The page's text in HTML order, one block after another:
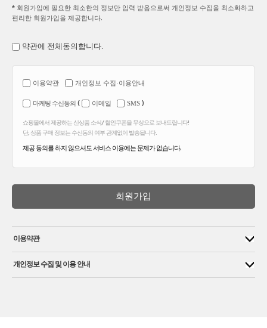
* 회원가입에 필요한 최소한의 정보만 입력 받음으로써 개인정보 수집을 최소화하고
편리한 회원가입을 제공합니다.
약관에 전체동의합니다.
이용약관 개인정보 수집·이용안내
마케팅 수신동의 ( 이메일 SMS )
쇼핑몰에서 제공하는 신상품 소식/ 할인쿠폰을 무상으로 보내드립니다!
단, 상품 구매 정보는 수신동의 여부 관계없이 발송됩니다.
제공 동의를 하지 않으셔도 서비스 이용에는 문제가 없습니다.
회원가입
이용약관
개인정보 수집 및 이용 안내